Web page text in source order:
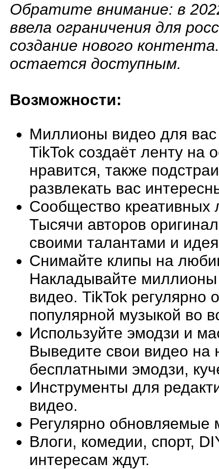
Обратите внимание: в
ввела ограничения для
создание нового
остается доступным.
Возможности:
Миллионы видео для вас
TikTok создаёт ленту на
нравится, также
развлекать вас
Сообщество креативных
Тысячи авторов
своими талантами и
Снимайте клипы на
Накладывайте миллионы
видео. TikTok регулярно
популярной музыкой во
Используйте эмодзи и
Выведите свои видео на
бесплатными эмодзи,
Инструменты для
видео.
Регулярно
Влоги, комедии, спорт,
интересам ждут.